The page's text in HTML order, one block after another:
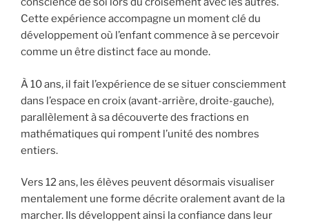
Cette expérience accompagne un moment clé du
développement où l’enfant commence à se percevoir
comme un être distinct face au monde.
À 10 ans, il fait l’expérience de se situer consciemment
dans l’espace en croix (avant-arrière, droite-gauche),
parallèlement à sa découverte des fractions en
mathématiques qui rompent l’unité des nombres
entiers.
Vers 12 ans, les élèves peuvent désormais visualiser
mentalement une forme décrite oralement avant de la
marcher. Ils développent ainsi la confiance dans leur